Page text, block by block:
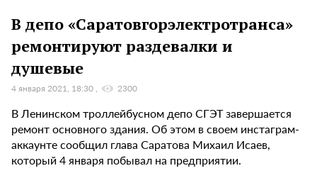
В депо «Саратовгорэлектротранса»
ремонтируют раздевалки и
душевые
4 января 2021, 18:30 2300
В Ленинском троллейбусном депо СГЭТ завершается
ремонт основного здания. Об этом в своем инстаграм-
аккаунте сообщил глава Саратова Михаил Исаев,
который 4 января побывал на предприятии.